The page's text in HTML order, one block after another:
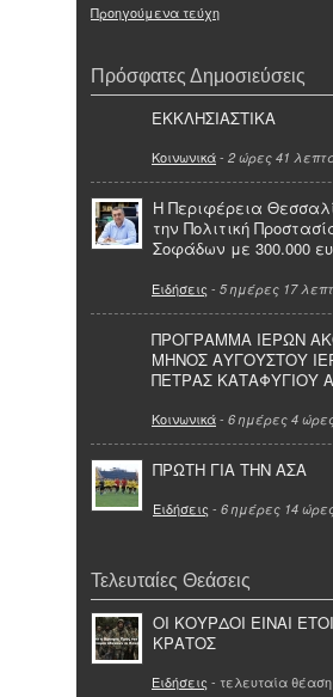
Προηγούμενα τεύχη
Πρόσφατες Δημοσιεύσεις
ΕΚΚΛΗΣΙΑΣΤΙΚΑ
Κοινωνικά- 2 ώρες 41
Η Περιφέρεια
την Πολιτική
Σοφάδων με 300.000
Ειδήσεις - 5 ημέρες 17
ΠΡΟΓΡΑΜΜΑ ΙΕΡΩΝ
ΜΗΝΟΣ ΑΥΓΟΥΣΤΟΥ
ΠΕΤΡΑΣ ΚΑΤΑΦΥΓΙΟΥ
Κοινωνικά- 6 ημέρες 4
ΠΡΩΤΗ ΓΙΑ ΤΗΝ ΑΣΑ
Ειδήσεις - 6 ημέρες 14
Τελευταίες Θεάσεις
ΟΙ ΚΟΥΡΔΟΙ ΕΙΝΑΙ
ΚΡΑΤΟΣ
Ειδήσεις - τελευταία θέαση